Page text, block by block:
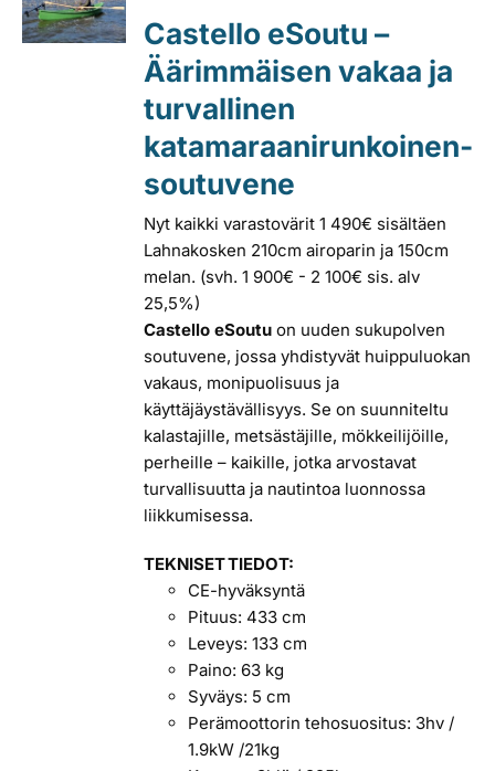
Castello eSoutu –
Äärimmäisen vakaa ja
turvallinen
katamaraanirunkoinen-
soutuvene
Nyt kaikki varastovärit 1 490€ sisältäen
Lahnakosken 210cm airoparin ja 150cm
melan. (svh. 1 900€ - 2 100€ sis. alv
25,5%)
Castello eSoutu on uuden sukupolven
soutuvene, jossa yhdistyvät huippuluokan
vakaus, monipuolisuus ja
käyttäjäystävällisyys. Se on suunniteltu
kalastajille, metsästäjille, mökkeilijöille,
perheille – kaikille, jotka arvostavat
turvallisuutta ja nautintoa luonnossa
liikkumisessa.
TEKNISET TIEDOT:
CE-hyväksyntä
Pituus: 433 cm
Leveys: 133 cm
Paino: 63 kg
Syväys: 5 cm
Perämoottorin tehosuositus: 3hv /
1.9kW /21kg